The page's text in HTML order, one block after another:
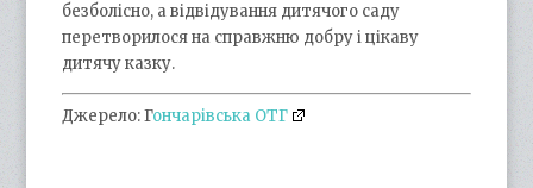
безболісно, а відвідування дитячого саду
перетворилося на справжню добру і цікаву
дитячу казку.
Джерело: Гончарівська ОТГ